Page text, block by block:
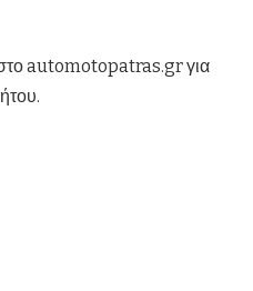
automotopatras.gr για